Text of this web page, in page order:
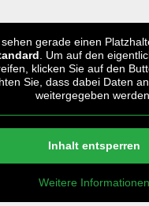
gerade einen
. Um auf den
klicken Sie auf den
Sie, dass dabei Daten
weitergegeben werden.
Inhalt entsperren
Weitere Informationen